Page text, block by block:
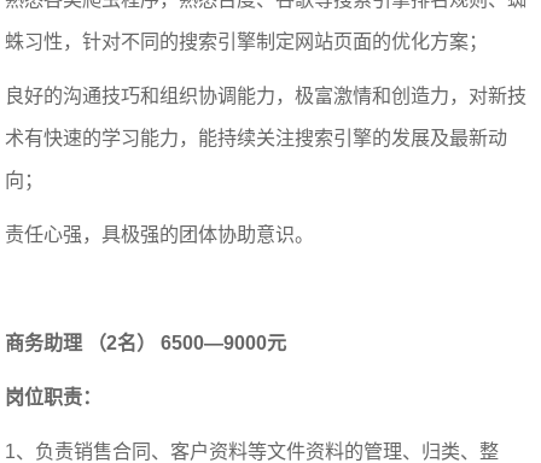
蛛习性，针对不同的搜索引擎制定网站页面的优化方案；
良好的沟通技巧和组织协调能力，极富激情和创造力，对新技
术有快速的学习能力，能持续关注搜索引擎的发展及最新动
向；
责任心强，具极强的团体协助意识。
商务助理 （2名） 6500—9000元
岗位职责：
1、负责销售合同、客户资料等文件资料的管理、归类、整